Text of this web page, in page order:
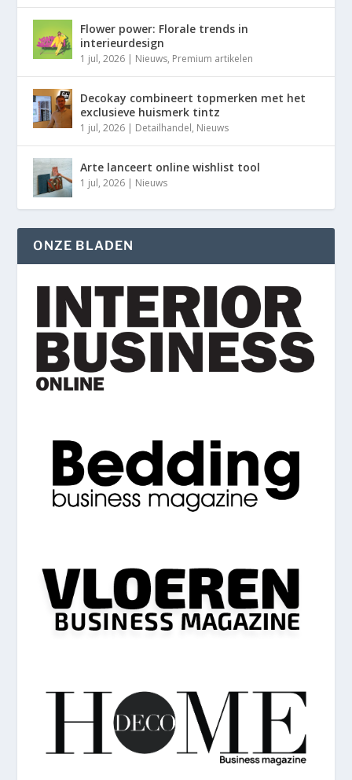
Flower power: Florale trends in
interieurdesign
1 jul, 2026 | Nieuws, Premium artikelen
Decokay combineert topmerken met het
exclusieve huismerk tintz
1 jul, 2026 | Detailhandel, Nieuws
Arte lanceert online wishlist tool
1 jul, 2026 | Nieuws
ONZE BLADEN